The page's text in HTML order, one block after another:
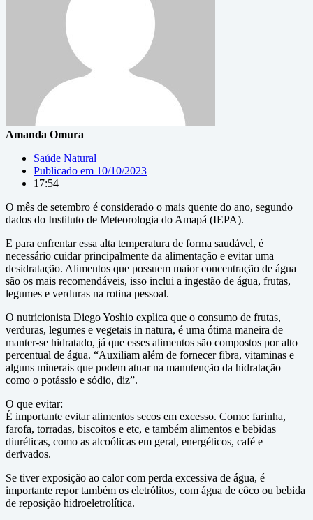
Amanda Omura
Saúde Natural
Publicado em 10/10/2023
17:54
O mês de setembro é considerado o mais quente do ano, segundo
dados do Instituto de Meteorologia do Amapá (IEPA).
E para enfrentar essa alta temperatura de forma saudável, é
necessário cuidar principalmente da alimentação e evitar uma
desidratação. Alimentos que possuem maior concentração de água
são os mais recomendáveis, isso inclui a ingestão de água, frutas,
legumes e verduras na rotina pessoal.
O nutricionista Diego Yoshio explica que o consumo de frutas,
verduras, legumes e vegetais in natura, é uma ótima maneira de
manter-se hidratado, já que esses alimentos são compostos por alto
percentual de água. “Auxiliam além de fornecer fibra, vitaminas e
alguns minerais que podem atuar na manutenção da hidratação
como o potássio e sódio, diz”.
O que evitar:
É importante evitar alimentos secos em excesso. Como: farinha,
farofa, torradas, biscoitos e etc, e também alimentos e bebidas
diuréticas, como as alcoólicas em geral, energéticos, café e
derivados.
Se tiver exposição ao calor com perda excessiva de água, é
importante repor também os eletrólitos, com água de côco ou bebida
de reposição hidroeletrolítica.